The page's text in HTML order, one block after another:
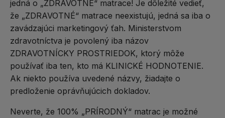
jedná o „ZDRAVOTNÉ“ matrace! Je dôležité vedieť,
že „ZDRAVOTNÉ“ matrace neexistujú, jedná sa iba o
zavádzajúci marketingový ťah. Ministerstvom
zdravotníctva je povolený iba názov
ZDRAVOTNÍCKY PROSTRIEDOK, ktorý môže
používať iba ten, kto má KLINICKÉ HODNOTENIE.
Ak niekto používa uvedené názvy, žiadajte o
predloženie oprávňujúcich dokladov.
Neverte, že 100% „PRÍRODNÝ“ matrac je možné